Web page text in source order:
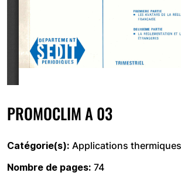
PROMOCLIM A 03
Catégorie(s) Applications
Nombre de pages 74